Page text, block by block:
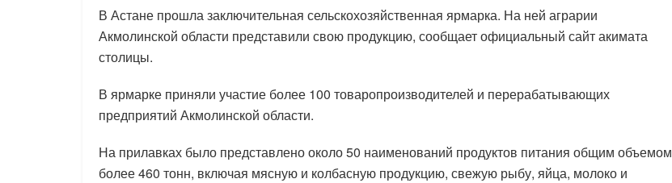
В Астане прошла заключительная сельскохозяйственная ярмарка. На ней аграрии
Акмолинской области представили свою продукцию, сообщает официальный сайт акимата
столицы.
В ярмарке приняли участие более 100 товаропроизводителей и перерабатывающих
предприятий Акмолинской области.
На прилавках было представлено около 50 наименований продуктов питания общим объемом
более 460 тонн, включая мясную и колбасную продукцию, свежую рыбу, яйца, молоко и